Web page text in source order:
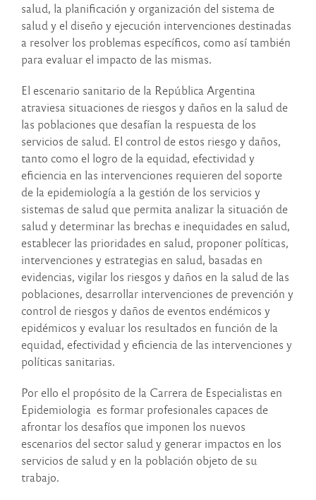
salud, la planificación y organización del sistema de
salud y el diseño y ejecución intervenciones destinadas
a resolver los problemas específicos, como así también
para evaluar el impacto de las mismas.
El escenario sanitario de la República Argentina
atraviesa situaciones de riesgos y daños en la salud de
las poblaciones que desafían la respuesta de los
servicios de salud. El control de estos riesgo y daños,
tanto como el logro de la equidad, efectividad y
eficiencia en las intervenciones requieren del soporte
de la epidemiología a la gestión de los servicios y
sistemas de salud que permita analizar la situación de
salud y determinar las brechas e inequidades en salud,
establecer las prioridades en salud, proponer políticas,
intervenciones y estrategias en salud, basadas en
evidencias, vigilar los riesgos y daños en la salud de las
poblaciones, desarrollar intervenciones de prevención y
control de riesgos y daños de eventos endémicos y
epidémicos y evaluar los resultados en función de la
equidad, efectividad y eficiencia de las intervenciones y
políticas sanitarias.
Por ello el propósito de la Carrera de Especialistas en
Epidemiologia es formar profesionales capaces de
afrontar los desafíos que imponen los nuevos
escenarios del sector salud y generar impactos en los
servicios de salud y en la población objeto de su
trabajo.